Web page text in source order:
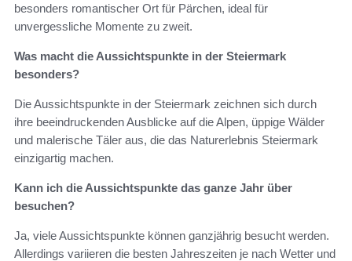
besonders romantischer Ort für Pärchen, ideal für
unvergessliche Momente zu zweit.
Was macht die Aussichtspunkte in der Steiermark
besonders?
Die Aussichtspunkte in der Steiermark zeichnen sich durch
ihre beeindruckenden Ausblicke auf die Alpen, üppige Wälder
und malerische Täler aus, die das Naturerlebnis Steiermark
einzigartig machen.
Kann ich die Aussichtspunkte das ganze Jahr über
besuchen?
Ja, viele Aussichtspunkte können ganzjährig besucht werden.
Allerdings variieren die besten Jahreszeiten je nach Wetter und